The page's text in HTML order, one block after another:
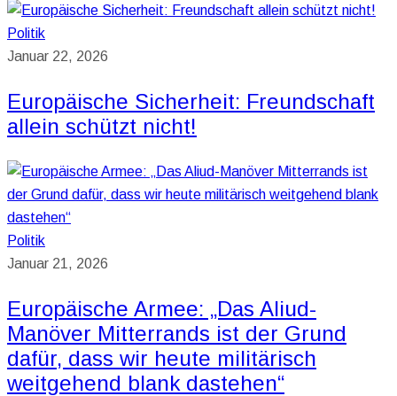
Politik
Januar 22, 2026
Europäische Sicherheit: Freundschaft
allein schützt nicht!
Politik
Januar 21, 2026
Europäische Armee: „Das Aliud-
Manöver Mitterrands ist der Grund
dafür, dass wir heute militärisch
weitgehend blank dastehen“